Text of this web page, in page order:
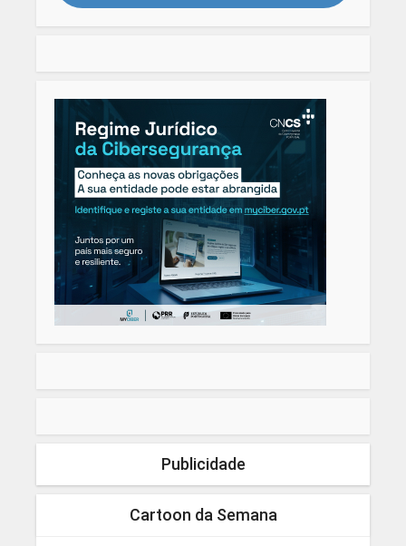
Publicidade
Cartoon da Semana